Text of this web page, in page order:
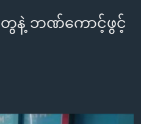
ေနဲ့ ဘဏ်ကောင့်ဖွင့်